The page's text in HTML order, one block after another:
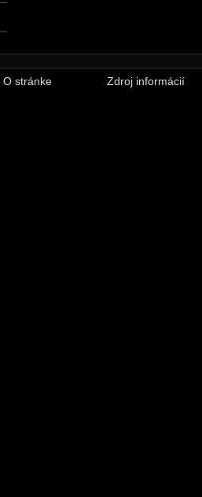
O stránke Zdroj informácií